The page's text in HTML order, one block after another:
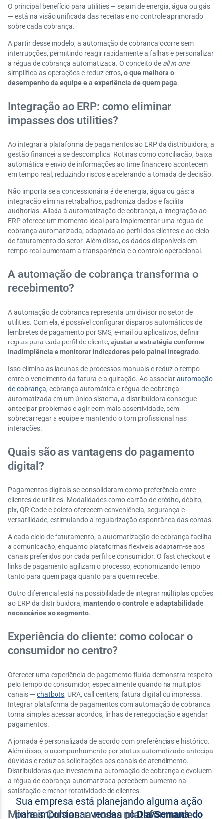
O principal benefício para utilities — sejam de energia, água ou gás
— está na visão unificada das receitas e no controle aprimorado
sobre cada cobrança.
A partir desse modelo, a automação de cobrança ocorre sem
interrupções, permitindo reagir rapidamente a falhas e personalizar
a régua de cobrança automatizada. O conceito de all in one
simplifica as operações e reduz erros, o que melhora o
desempenho da equipe e a experiência de quem paga.
Integração ao ERP: como eliminar
impasses dos utilities?
Ao integrar a plataforma de pagamentos ao ERP da distribuidora, a
gestão financeira se descomplica. Rotinas como conciliação, baixa
automática e envio de informações ao time financeiro acontecem
em tempo real, reduzindo riscos e acelerando a tomada de decisão.
Não importa se a concessionária é de energia, água ou gás: a
integração elimina retrabalhos, padroniza dados e facilita
auditorias. Aliada à automatização de cobrança, a integração ao
ERP oferece um momento ideal para implementar uma régua de
cobrança automatizada, adaptada ao perfil dos clientes e ao ciclo
de faturamento do setor. Além disso, os dados disponíveis em
tempo real aumentam a transparência e o controle operacional.
A automação de cobrança transforma o
recebimento?
A automação de cobrança representa um divisor no setor de
utilities. Com ela, é possível configurar disparos automáticos de
lembretes de pagamento por SMS, e-mail ou aplicativos, definir
regras para cada perfil de cliente, ajustar a estratégia conforme
inadimplência e monitorar indicadores pelo painel integrado.
Isso elimina as lacunas de processos manuais e reduz o tempo
entre o vencimento da fatura e a quitação. Ao associarautomação
de cobrança, cobrança automática e régua de cobrança
automatizada em um único sistema, a distribuidora consegue
antecipar problemas e agir com mais assertividade, sem
sobrecarregar a equipe e mantendo o tom profissional nas
interações.
Quais são as vantagens do pagamento
digital?
Pagamentos digitais se consolidaram como preferência entre
clientes de utilities. Modalidades como cartão de crédito, débito,
pix, QR Code e boleto oferecem conveniência, segurança e
versatilidade, estimulando a regularização espontânea das contas.
A cada ciclo de faturamento, a automatização de cobrança facilita
a comunicação, enquanto plataformas flexíveis adaptam-se aos
canais preferidos por cada perfil de consumidor. O fast checkout e
links de pagamento agilizam o processo, economizando tempo
tanto para quem paga quanto para quem recebe.
Outro diferencial está na possibilidade de integrar múltiplas opções
ao ERP da distribuidora, mantendo o controle e adaptabilidade
necessários ao segmento.
Experiência do cliente: como colocar o
consumidor no centro?
Oferecer uma experiência de pagamento fluida demonstra respeito
pelo tempo do consumidor, especialmente quando há múltiplos
canais — chatbots, URA, call centers, fatura digital ou impressa.
Integrar plataforma de pagamentos com automação de cobrança
torna simples acessar acordos, linhas de renegociação e agendar
pagamentos.
A jornada é personalizada de acordo com preferências e histórico.
Além disso, o acompanhamento por status automatizado antecipa
dúvidas e reduz as solicitações aos canais de atendimento.
Distribuidoras que investem na automação de cobrança e evoluem
a régua de cobrança automatizada percebem aumento na
satisfação e menor rotatividade de clientes.
Minhas Contas: a nossa plataforma de